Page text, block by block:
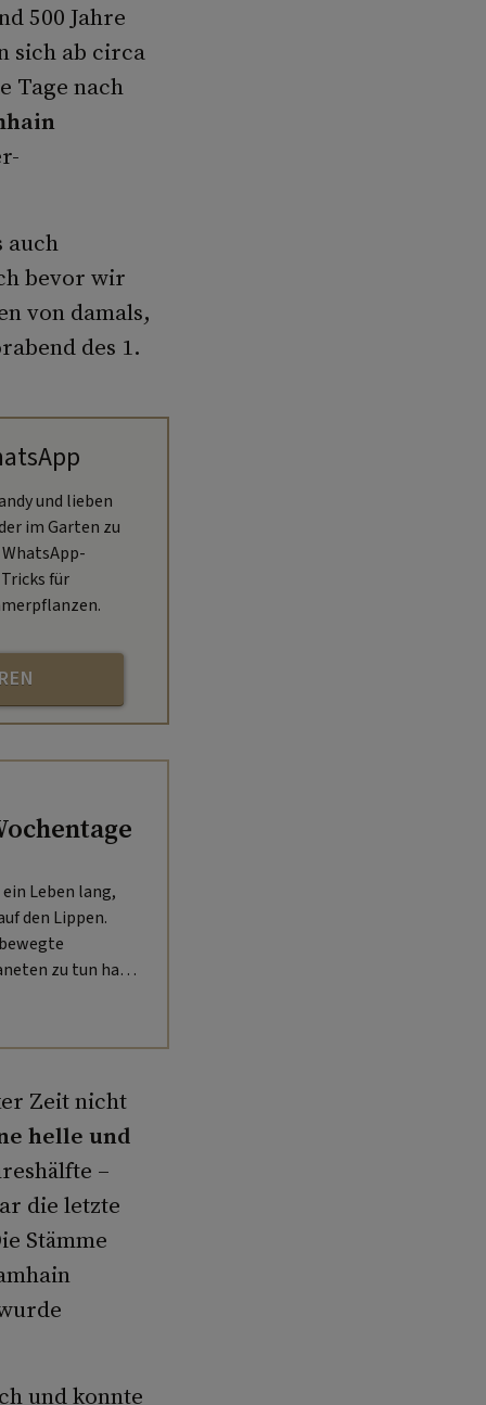
500 Jahre
sich ab circa
Tage nach
auch
bevor wir
von damals,
des 1.
und lieben
im Garten zu
für
Leben lang,
den Lippen.
zu tun hat.
Zeit nicht
helle und
–
die letzte
Stämme
und konnte